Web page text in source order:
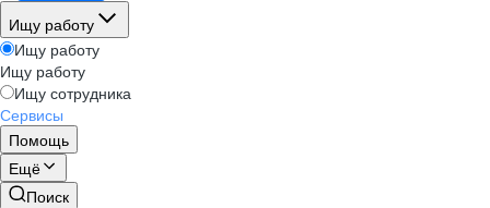
Ищу работу
Ищу работу
Ищу работу
Ищу сотрудника
Сервисы
Помощь
Ещё
Поиск